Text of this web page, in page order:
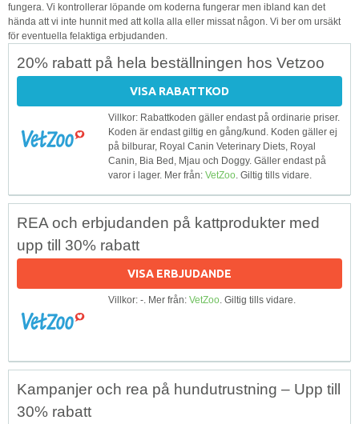
fungera. Vi kontrollerar löpande om koderna fungerar men ibland kan det
hända att vi inte hunnit med att kolla alla eller missat någon. Vi ber om ursäkt
för eventuella felaktiga erbjudanden.
20% rabatt på hela beställningen hos Vetzoo
VISA RABATTKOD
Villkor: Rabattkoden gäller endast på ordinarie priser.
Koden är endast giltig en gång/kund. Koden gäller ej
på bilburar, Royal Canin Veterinary Diets, Royal
Canin, Bia Bed, Mjau och Doggy. Gäller endast på
varor i lager. Mer från: VetZoo. Giltig tills vidare.
REA och erbjudanden på kattprodukter med
upp till 30% rabatt
VISA ERBJUDANDE
Villkor: -. Mer från: VetZoo. Giltig tills vidare.
Kampanjer och rea på hundutrustning – Upp till
30% rabatt